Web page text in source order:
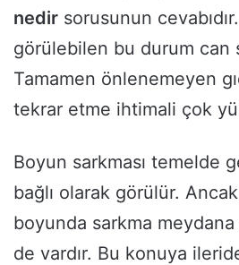
nedir sorusunun
görülebilen bu durum can
Tamamen önlenemeyen
tekrar etme ihtimali çok
Boyun sarkması temelde
bağlı olarak görülür.
boyunda sarkma
de vardır. Bu konuya